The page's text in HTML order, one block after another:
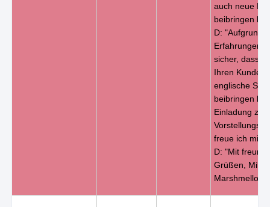
auch neue
beibringen
D: "Aufgrund
Erfahrungen
sicher, dass
Ihren Kunden
englische
beibringen
Einladung zum
freue ich mich
D: "Mit
Grüßen, Mike
Marshmellow."